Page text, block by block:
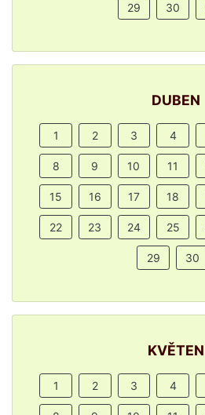
29 30
DUBEN
1 2 3 4
8 9 10 11
15 16 17 18
22 23 24 25
29 30
KVĚTEN
1 2 3 4